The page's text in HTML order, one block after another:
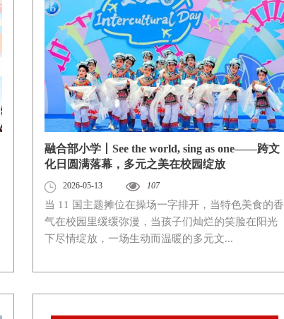
融合部小学丨See the world, sing as one——跨文
化日圆满落幕，多元之美在校园绽放
2026-05-13 107
当 11 国主题摊位在操场一字排开，当特色美食的香
气在校园里缓缓弥漫，当孩子们灿烂的笑脸在阳光
下尽情绽放，一场生动而温暖的多元文...